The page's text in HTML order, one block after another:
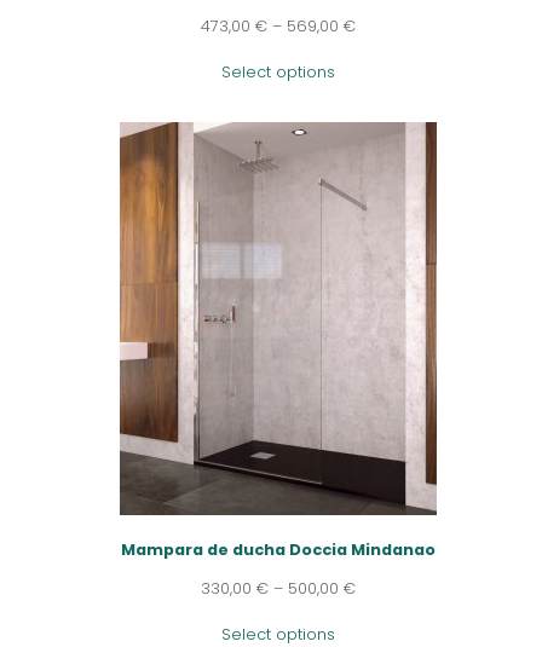
473,00€ – 569,00€
Select options
Mampara de ducha Doccia Mindanao
330,00€ – 500,00€
Select options